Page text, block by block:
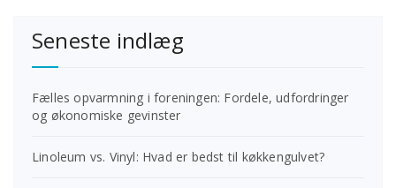
Seneste indlæg
Fælles opvarmning i foreningen: Fordele, udfordringer
og økonomiske gevinster
Linoleum vs. Vinyl: Hvad er bedst til køkkengulvet?